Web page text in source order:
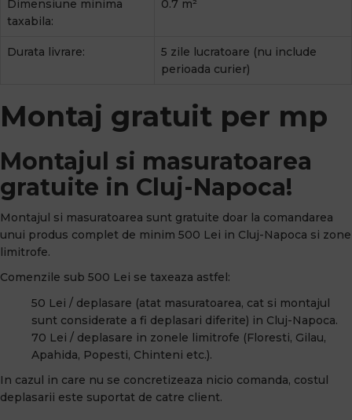
Dimensiune minima
taxabila:
0.7 m²
Durata livrare:
5 zile lucratoare (nu include
perioada curier)
Montaj gratuit per mp
Montajul si masuratoarea
gratuite in Cluj-Napoca!
Montajul si masuratoarea sunt gratuite doar la comandarea
unui produs complet de minim 500 Lei in Cluj-Napoca si zone
limitrofe.
Comenzile sub 500 Lei se taxeaza astfel:
50 Lei / deplasare (atat masuratoarea, cat si montajul
sunt considerate a fi deplasari diferite) in Cluj-Napoca.
70 Lei / deplasare in zonele limitrofe (Floresti, Gilau,
Apahida, Popesti, Chinteni etc.).
In cazul in care nu se concretizeaza nicio comanda, costul
deplasarii este suportat de catre client.